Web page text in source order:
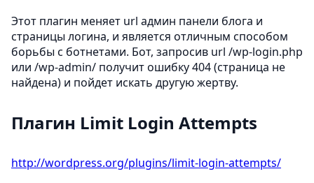
Этот плагин меняет url админ панели блога и
страницы логина, и является отличным способом
борьбы с ботнетами. Бот, запросив url /wp-login.php
или /wp-admin/ получит ошибку 404 (страница не
найдена) и пойдет искать другую жертву.
Плагин Limit Login Attempts
http://wordpress.org/plugins/limit-login-attempts/